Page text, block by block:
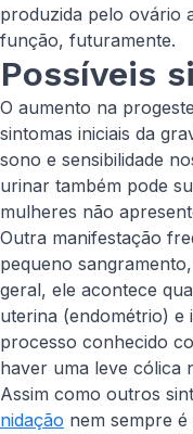
produzida pelo ovário
função, futuramente.
Possíveis
O aumento na
sintomas iniciais da
sono e sensibilidade
urinar também pode
mulheres não
Outra manifestação
pequeno
geral, ele acontece
uterina (endométrio) e
processo conhecido
haver uma leve cólica
Assim como outros
nidação nem sempre